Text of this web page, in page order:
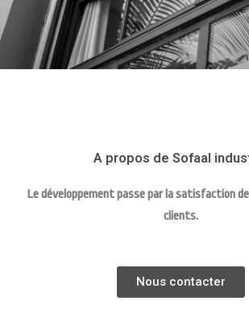
A propos de Sofaal
Le développement passe par la satisfaction
clients.
Nous contacter